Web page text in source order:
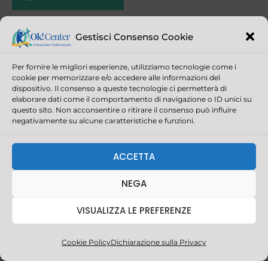
Gestisci Consenso Cookie
Per fornire le migliori esperienze, utilizziamo tecnologie come i
cookie per memorizzare e/o accedere alle informazioni del
dispositivo. Il consenso a queste tecnologie ci permetterà di
elaborare dati come il comportamento di navigazione o ID unici su
questo sito. Non acconsentire o ritirare il consenso può influire
negativamente su alcune caratteristiche e funzioni.
ACCETTA
NEGA
VISUALIZZA LE PREFERENZE
Cookie PolicyDichiarazione sulla Privacy
Corsi
Certificazioni
Corsi per il Turismo
E-learning
Corsi di Informatica
Corsi per la Privacy